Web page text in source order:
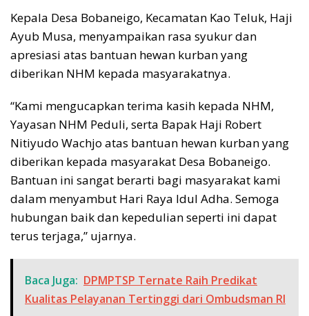
Kepala Desa Bobaneigo, Kecamatan Kao Teluk, Haji
Ayub Musa, menyampaikan rasa syukur dan
apresiasi atas bantuan hewan kurban yang
diberikan NHM kepada masyarakatnya.
“Kami mengucapkan terima kasih kepada NHM,
Yayasan NHM Peduli, serta Bapak Haji Robert
Nitiyudo Wachjo atas bantuan hewan kurban yang
diberikan kepada masyarakat Desa Bobaneigo.
Bantuan ini sangat berarti bagi masyarakat kami
dalam menyambut Hari Raya Idul Adha. Semoga
hubungan baik dan kepedulian seperti ini dapat
terus terjaga,” ujarnya.
Baca Juga: DPMPTSP Ternate Raih Predikat
Kualitas Pelayanan Tertinggi dari Ombudsman RI